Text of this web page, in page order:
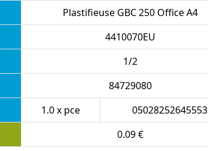
Plastifieuse GBC 250 Office A4
4410070EU
1/2
84729080
1.0 x pce
05028252645553
0.09 €